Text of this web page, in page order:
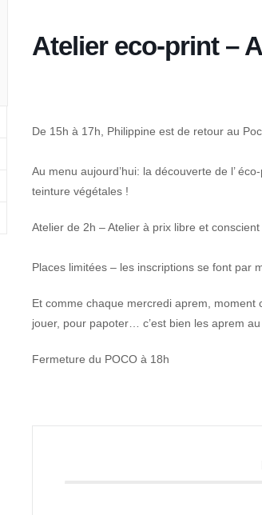
Atelier eco-print –
De 15h à 17h, Philippine est de retour au
Au menu aujourd’hui: la découverte de l’
teinture végétales !
Atelier de 2h – Atelier à prix libre et conscient
Places limitées – les inscriptions se font par
Et comme chaque mercredi aprem,
jouer, pour papoter… c’est bien les aprem au
Fermeture du POCO à 18h